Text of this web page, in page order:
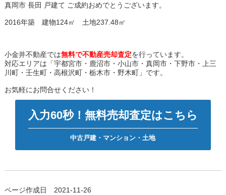
真岡市 長田 戸建て ご成約おめでとうございます。
2016年築 建物124㎡ 土地237.48㎡
小金井不動産では無料で不動産売却査定を行っています。
対応エリアは「宇都宮市・鹿沼市・小山市・真岡市・下野市・上三
川町・壬生町・高根沢町・栃木市・野木町」です。
お気軽にお問合せください！
入力60秒！無料売却査定はこちら
中古戸建・マンション・土地
ページ作成日 2021-11-26